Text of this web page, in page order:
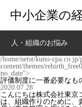
中小企業の
人・組織のお悩み
/home/netst/kuno-
content/themes/
no_date">
評価制度に一番必要なも
2020.07.28
こんにちは株式会社東京
は、組織作りのために、